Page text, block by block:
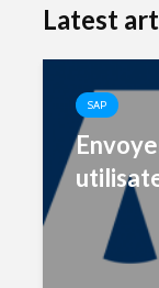
Latest
SAP